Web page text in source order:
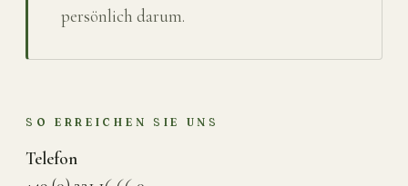
persönlich darum.
SO ERREICHEN SIE UNS
Telefon